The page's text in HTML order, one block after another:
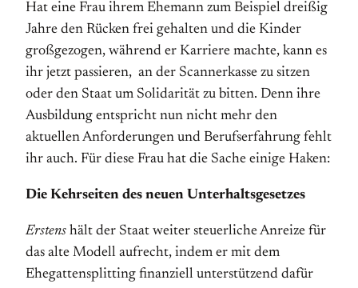
Hat eine Frau ihrem Ehemann zum Beispiel dreißig
Jahre den Rücken frei gehalten und die Kinder
großgezogen, während er Karriere machte, kann es
ihr jetzt passieren, an der Scannerkasse zu sitzen
oder den Staat um Solidarität zu bitten. Denn ihre
Ausbildung entspricht nun nicht mehr den
aktuellen Anforderungen und Berufserfahrung fehlt
ihr auch. Für diese Frau hat die Sache einige Haken:
Die Kehrseiten des neuen Unterhaltsgesetzes
Erstens hält der Staat weiter steuerliche Anreize für
das alte Modell aufrecht, indem er mit dem
Ehegattensplitting finanziell unterstützend dafür